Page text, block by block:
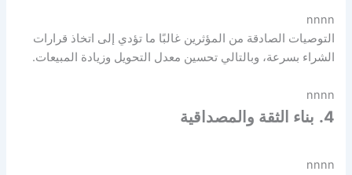
nnnn
التوصيات الصادقة من المؤثرين غالبًا ما تؤدي إلى اتخاذ قرارات
الشراء بسرعة، وبالتالي تحسين معدل التحويل وزيادة المبيعات.
nnnn
4. بناء الثقة والمصداقية
nnnn